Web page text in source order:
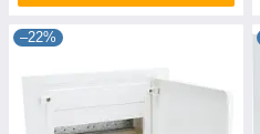
–22%